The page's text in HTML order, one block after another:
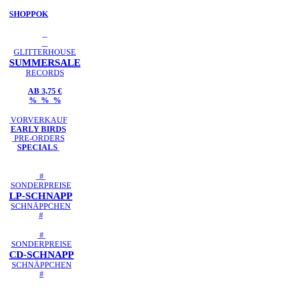
SHOPPOK
GLITTERHOUSE
SUMMERSALE
RECORDS
AB 3,75 €
% % %
VORVERKAUF
EARLY BIRDS
PRE-ORDERS
SPECIALS
#
SONDERPREISE
LP-SCHNAPP
SCHNÄPPCHEN
#
#
SONDERPREISE
CD-SCHNAPP
SCHNÄPPCHEN
#